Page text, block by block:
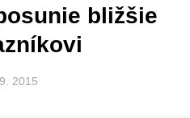
bližšie
2015